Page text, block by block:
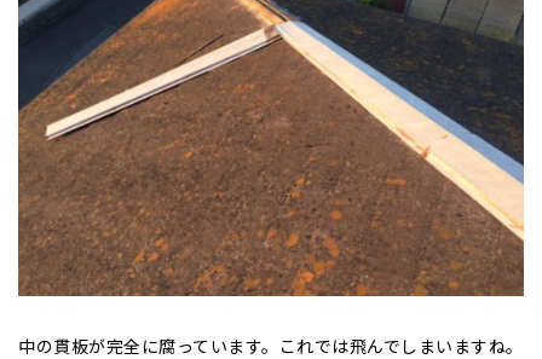
中の貫板が完全に腐っています。これでは飛んでしまいますね。